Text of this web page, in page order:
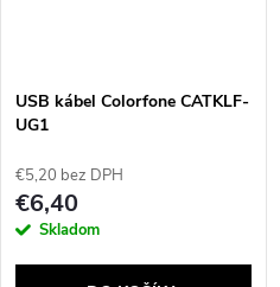
USB kábel Colorfone CATKLF-
UG1
€5,20 bez DPH
€6,40
Skladom